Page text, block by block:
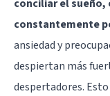
conciliar el
constantemente
ansiedad y
despiertan más
despertadores.